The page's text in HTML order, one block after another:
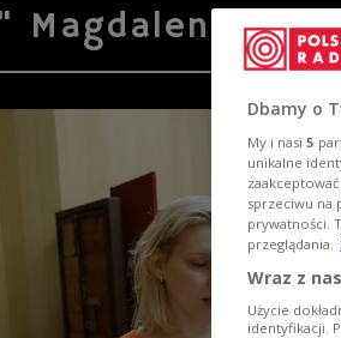
Magdaleny
Dbamy o
My i nasi 5
unikalne
sprzeciwu na
prywatności.
przeglądania.
Wraz z
Użycie
identyfikacji.